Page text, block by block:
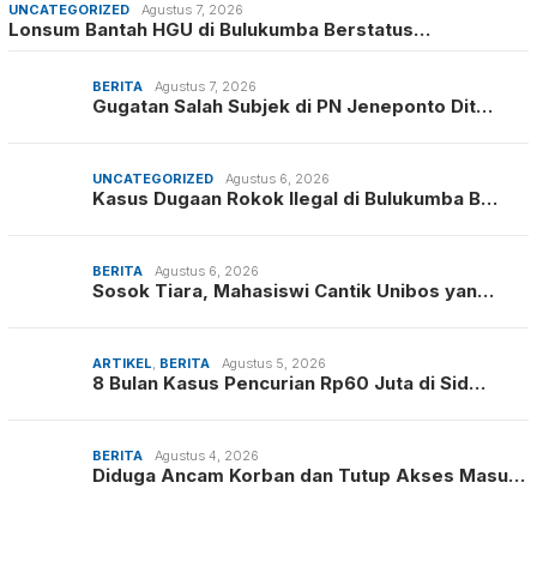
UNCATEGORIZED Agustus 7, 2026
Lonsum Bantah HGU di Bulukumba Berstatus…
BERITA Agustus 7, 2026
Gugatan Salah Subjek di PN Jeneponto Dit…
UNCATEGORIZED Agustus 6, 2026
Kasus Dugaan Rokok Ilegal di Bulukumba B…
BERITA Agustus 6, 2026
Sosok Tiara, Mahasiswi Cantik Unibos yan…
ARTIKEL, BERITA Agustus 5, 2026
8 Bulan Kasus Pencurian Rp60 Juta di Sid…
BERITA Agustus 4, 2026
Diduga Ancam Korban dan Tutup Akses Masu…